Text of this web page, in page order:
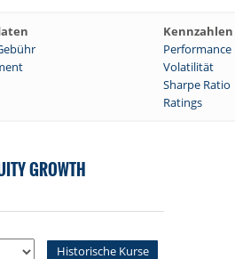
Kennzahlen
Performance
Volatilität
Sharpe Ratio
Ratings
GROWTH
Historische Kurse